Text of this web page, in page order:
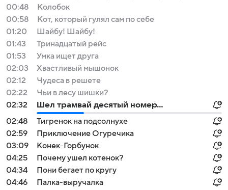
00:48
Колобок
00:58
Кот, который гулял сам по себе
01:20
Шайбу! Шайбу!
01:43
Тринадцатый рейс
01:53
Умка ищет друга
02:03
Хвастливый мышонок
02:12
Чудеса в решете
02:22
Чьи в лесу шишки?
02:32
Шел трамвай десятый номер...
02:48
Тигренок на подсолнухе
02:59
Приключение Огуречика
03:09
Конек-Горбунок
04:25
Почему ушел котенок?
04:34
Пони бегает по кругу
04:46
Палка-выручалка